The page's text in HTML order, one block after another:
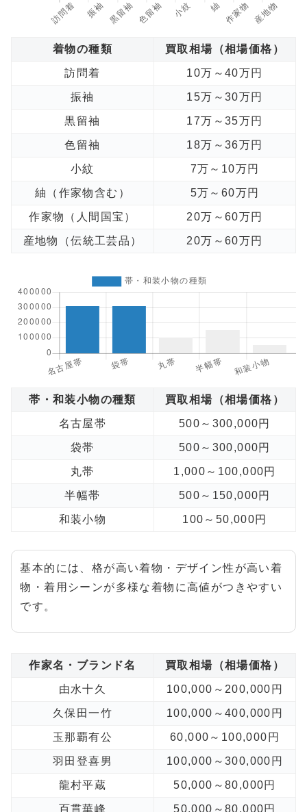
着物の種類 買取相場（相場価格）
訪問着 10万～40万円
振袖 15万～30万円
黒留袖 17万～35万円
色留袖 18万～36万円
小紋 7万～10万円
紬（作家物含む） 5万～60万円
作家物（人間国宝） 20万～60万円
産地物（伝統工芸品） 20万～60万円
帯・和装小物の種類 買取相場（相場価格）
名古屋帯 500～300,000円
袋帯 500～300,000円
丸帯 1,000～100,000円
半幅帯 500～150,000円
和装小物 100～50,000円
基本的には、格が高い着物・デザイン性が高い着
物・着用シーンが多様な着物に高値がつきやすい
です。
作家名・ブランド名 買取相場（相場価格）
由水十久 100,000～200,000円
久保田一竹 100,000～400,000円
玉那覇有公 60,000～100,000円
羽田登喜男 100,000～300,000円
龍村平蔵 50,000～80,000円
百貫華峰 50,000～80,000円